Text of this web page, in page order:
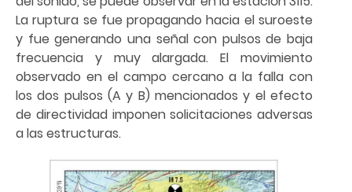
La ruptura se fue propagando hacia el suroeste
y fue generando una señal con pulsos de baja
frecuencia y muy alargada. El movimiento
observado en el campo cercano a la falla con
los dos pulsos (A y B) mencionados y el efecto
de directividad imponen solicitaciones adversas
a las estructuras.